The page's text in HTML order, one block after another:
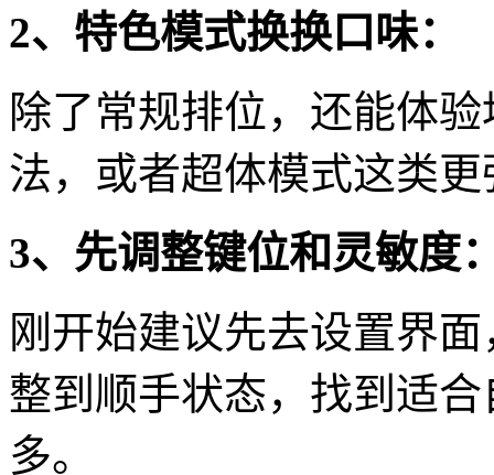
2、特色模式换换口味：
除了常规排位，还能体
法，或者超体模式这类
3、先调整键位和灵敏度
刚开始建议先去设置界
整到顺手状态，找到适
多。